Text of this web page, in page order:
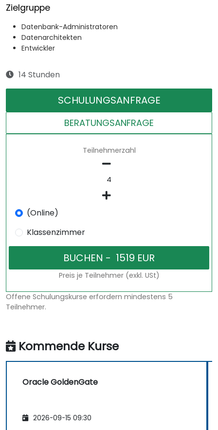
Zielgruppe
Datenbank-Administratoren
Datenarchitekten
Entwickler
14 Stunden
SCHULUNGSANFRAGE
BERATUNGSANFRAGE
Teilnehmerzahl
(Online)
Klassenzimmer
Preis je Teilnehmer (exkl. USt)
Offene Schulungskurse erfordern mindestens 5
Teilnehmer.
Kommende Kurse
Oracle GoldenGate
2026-09-15 09:30